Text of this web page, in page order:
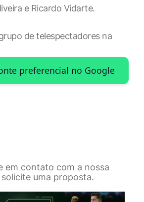
e Ricardo Vidarte.
de telespectadores na
preferencial no Google
em contato com a nossa
solicite uma proposta.